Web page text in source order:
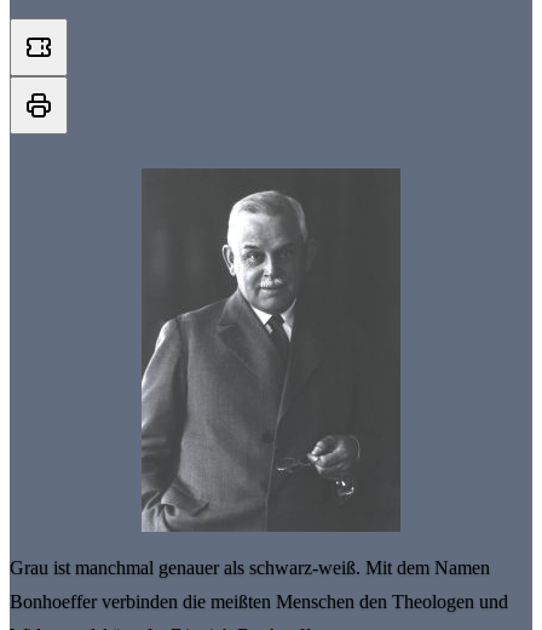
Grau ist manchmal genauer als schwarz-weiß. Mit dem Namen
Bonhoeffer verbinden die meißten Menschen den Theologen und